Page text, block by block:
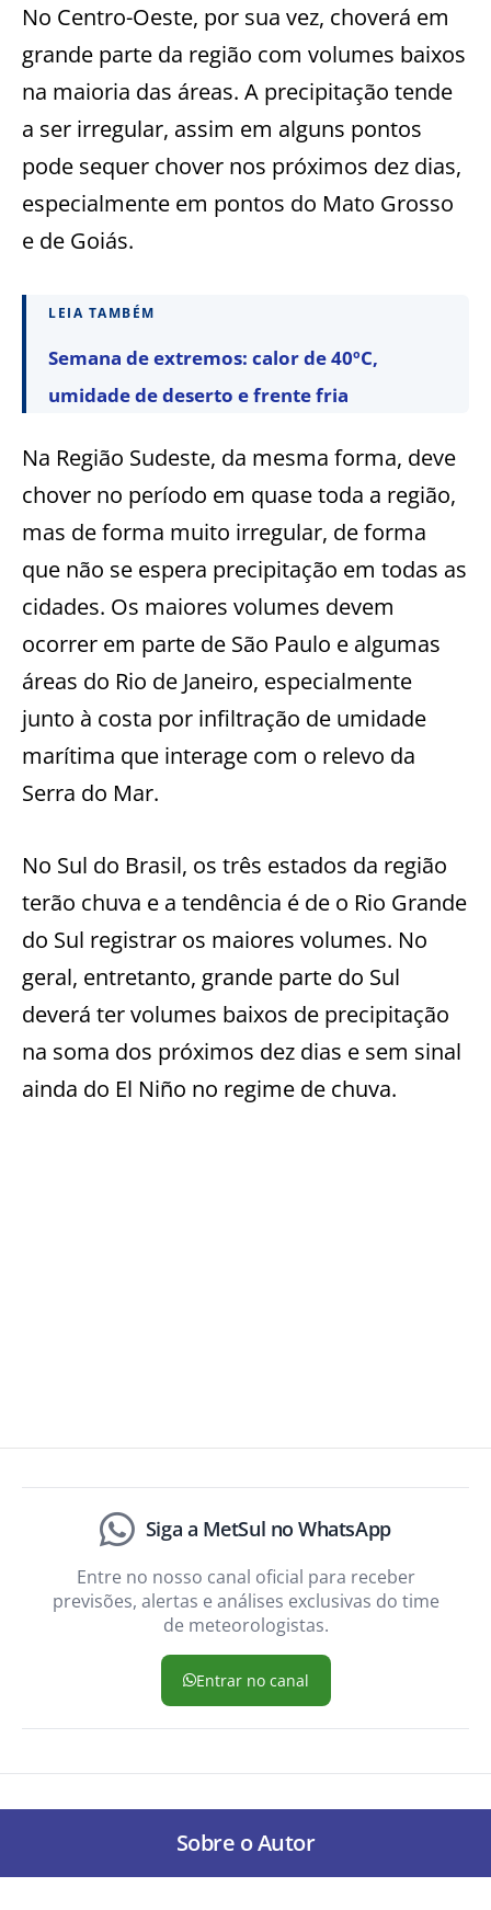
No Centro-Oeste, por sua vez, choverá em
grande parte da região com volumes baixos
na maioria das áreas. A precipitação tende
a ser irregular, assim em alguns pontos
pode sequer chover nos próximos dez dias,
especialmente em pontos do Mato Grosso
e de Goiás.
LEIA TAMBÉM
Semana de extremos: calor de 40ºC,
umidade de deserto e frente fria
Na Região Sudeste, da mesma forma, deve
chover no período em quase toda a região,
mas de forma muito irregular, de forma
que não se espera precipitação em todas as
cidades. Os maiores volumes devem
ocorrer em parte de São Paulo e algumas
áreas do Rio de Janeiro, especialmente
junto à costa por infiltração de umidade
marítima que interage com o relevo da
Serra do Mar.
No Sul do Brasil, os três estados da região
terão chuva e a tendência é de o Rio Grande
do Sul registrar os maiores volumes. No
geral, entretanto, grande parte do Sul
deverá ter volumes baixos de precipitação
na soma dos próximos dez dias e sem sinal
ainda do El Niño no regime de chuva.
Siga a MetSul no WhatsApp
Entre no nosso canal oficial para receber
previsões, alertas e análises exclusivas do time
de meteorologistas.
Entrar no canal
Sobre o Autor